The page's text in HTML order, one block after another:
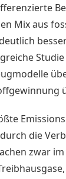
Mix aus
die
zwar